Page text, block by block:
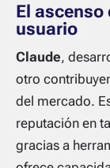
El ascenso
usuario
Claude,
otro
del mercado.
reputación en
gracias a